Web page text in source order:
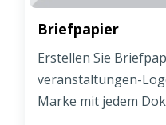
Briefpapier
Erstellen Sie
veranstaltungen-
Marke mit jedem